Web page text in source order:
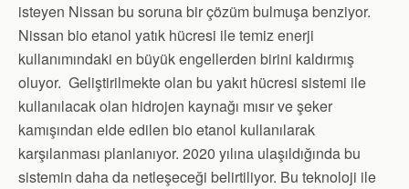
isteyen Nissan bu soruna bir çözüm bulmuşa benziyor.
Nissan bio etanol yatık hücresi ile temiz enerji
kullanımındaki en büyük engellerden birini kaldırmış
oluyor. Geliştirilmekte olan bu yakıt hücresi sistemi ile
kullanılacak olan hidrojen kaynağı mısır ve şeker
kamışından elde edilen bio etanol kullanılarak
karşılanması planlanıyor. 2020 yılına ulaşıldığında bu
sistemin daha da netleşeceği belirtiliyor. Bu teknoloji ile